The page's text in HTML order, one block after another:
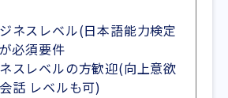
ネスレベル(日本語能力検定
必須要件
スレベルの方歓迎(向上意欲
話 レベルも可)